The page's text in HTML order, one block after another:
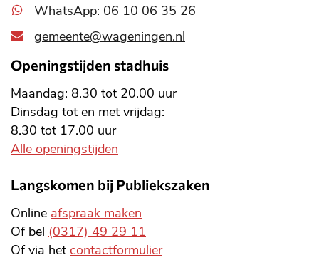
WhatsApp: 06 10 06 35 26
gemeente@wageningen.nl
Openingstijden stadhuis
Maandag: 8.30 tot 20.00 uur
Dinsdag tot en met vrijdag:
8.30 tot 17.00 uur
Alle openingstijden
Langskomen bij Publiekszaken
Online afspraak maken
Of bel (0317) 49 29 11
Of via het contactformulier